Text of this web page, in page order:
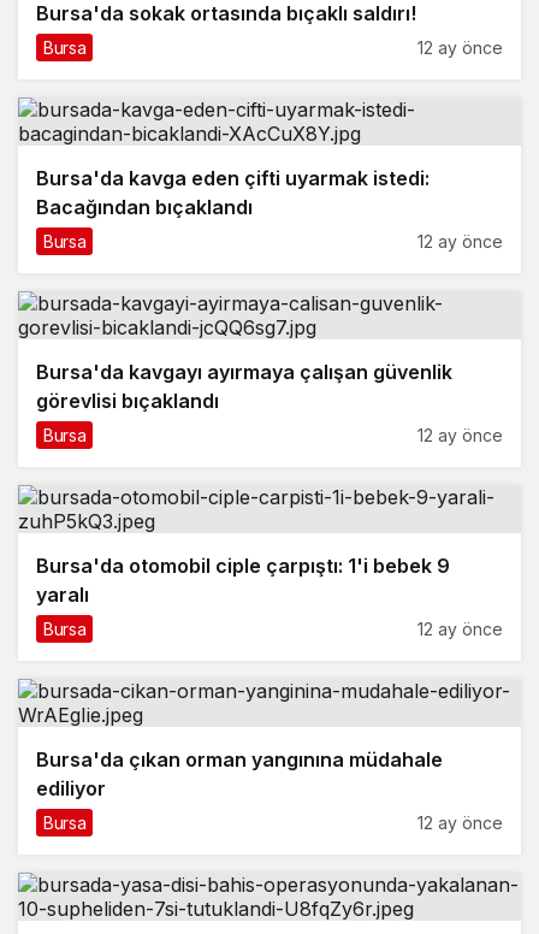
Bursa'da sokak ortasında bıçaklı saldırı!
Bursa 12 ay önce
Bursa'da kavga eden çifti uyarmak istedi:
Bacağından bıçaklandı
Bursa 12 ay önce
Bursa'da kavgayı ayırmaya çalışan güvenlik
görevlisi bıçaklandı
Bursa 12 ay önce
Bursa'da otomobil ciple çarpıştı: 1'i bebek 9
yaralı
Bursa 12 ay önce
Bursa'da çıkan orman yangınına müdahale
ediliyor
Bursa 12 ay önce